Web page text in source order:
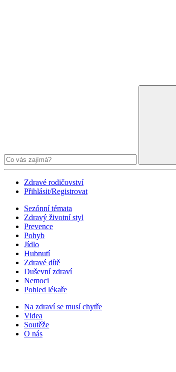
Zdravé rodičovství
Přihlásit/Registrovat
Sezónní témata
Zdravý životní styl
Prevence
Pohyb
Jídlo
Hubnutí
Zdravé dítě
Duševní zdraví
Nemoci
Pohled lékaře
Na zdraví se musí chytře
Videa
Soutěže
O nás